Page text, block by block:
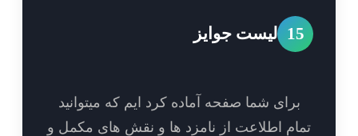
لیست جوایز
برای شما صفحه آماده کرد ایم که میتوانید
اطلاعت از نامزد ها و نقش های مکمل و